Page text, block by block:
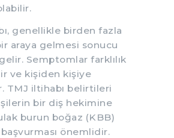
genellikle birden fazla
araya gelmesi sonucu
Semptomlar farklılık
ve kişiden kişiye
TMJ iltihabı belirtileri
bir diş hekimine
burun boğaz (KBB)
önemlidir.